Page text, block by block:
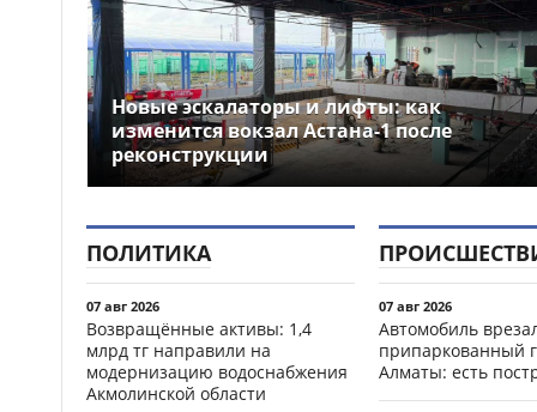
Новые эскалаторы и лифты: как
изменится вокзал Астана-1 после
реконструкции
ПОЛИТИКА
07 авг 2026
Возвращённые активы: 1,4
млрд тг направили на
модернизацию водоснабжения
Акмолинской области
07 авг 2026
Автомобиль
припаркованный
Алматы: есть